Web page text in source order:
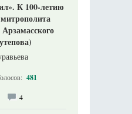
К 100-летию
481
4